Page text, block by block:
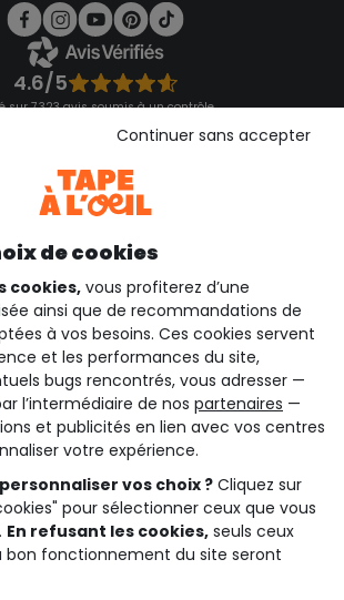
4.6/5
sur 7 323 avis soumis à un contrôle
Consulter les CGU
?
de ventes et d'utilisation
des réseaux sociaux
de cookies
cookies, vous profiterez d’une
ainsi que de recommandations de
à vos besoins. Ces cookies servent
et les performances du site,
bugs rencontrés, vous adresser —
l’intermédiaire de nos partenaires —
et publicités en lien avec vos centres
votre expérience.
vos choix ? Cliquez sur
pour sélectionner ceux que vous
En refusant les cookies, seuls ceux
bon fonctionnement du site seront
Continuer sans accepter